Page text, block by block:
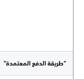
"طريقة الدفع المعتمدة"